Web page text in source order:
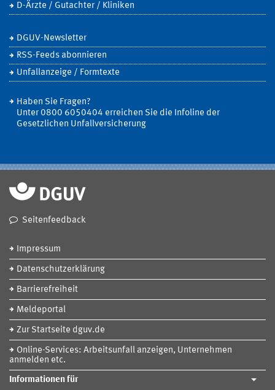
D-Ärzte / Gutachter / Kliniken
DGUV-Newsletter
RSS-Feeds abonnieren
Unfallanzeige / Formtexte
Haben Sie Fragen?
Unter 0800 6050404 erreichen Sie die Infoline der
Gesetzlichen Unfallversicherung
Seitenfeedback
Impressum
Datenschutzerklärung
Barrierefreiheit
Meldeportal
Zur Startseite dguv.de
Online-Services: Arbeitsunfall anzeigen, Unternehmen
anmelden etc.
Informationen für